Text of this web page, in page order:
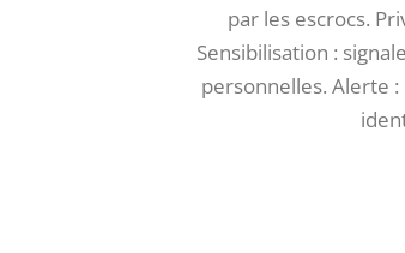
par les escrocs.
Sensibilisation :
personnelles. Alerte